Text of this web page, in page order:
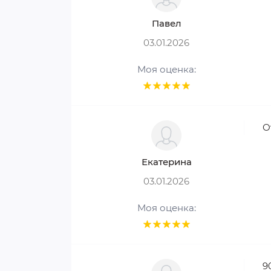
Павел
03.01.2026
Моя оценка:
Екатерина
03.01.2026
Моя оценка: